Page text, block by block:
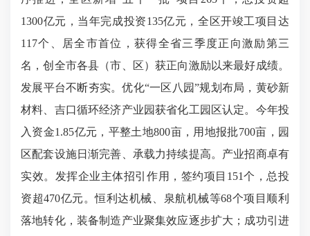
1300亿元，当年完成投资135亿元，全区开竣工项目达
117个、居全市首位，获得全省三季度正向激励第三
名，创全市各县（市、区）获正向激励以来最好成绩。
发展平台不断夯实。优化“一区八园”规划布局，黄砂新
材料、吉口循环经济产业园获省化工园区认定。今年投
入资金1.85亿元，平整土地800亩，用地报批700亩，园
区配套设施日渐完善、承载力持续提高。产业招商卓有
实效。发挥企业主体招引作用，签约项目151个，总投
资超470亿元。恒利达机械、泉航机械等68个项目顺利
落地转化，装备制造产业聚集效应逐步扩大；成功引进